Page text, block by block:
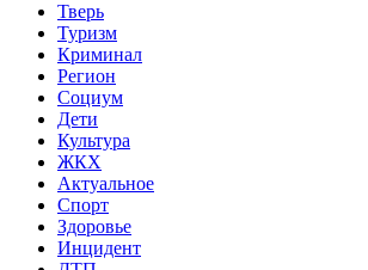
Тверь
Туризм
Криминал
Регион
Социум
Дети
Культура
ЖКХ
Актуальное
Спорт
Здоровье
Инцидент